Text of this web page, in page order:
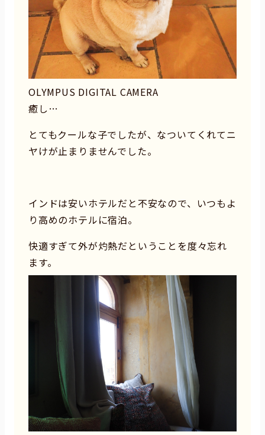
OLYMPUS DIGITAL CAMERA
癒し…
とてもクールな子でしたが、なついてくれてニ
ヤけが止まりませんでした。
インドは安いホテルだと不安なので、いつもよ
り高めのホテルに宿泊。
快適すぎて外が灼熱だということを度々忘れ
ます。